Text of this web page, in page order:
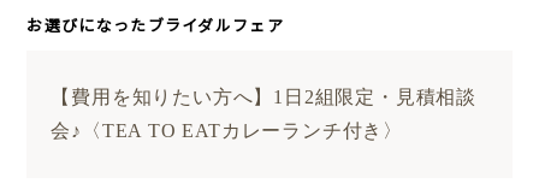
お選びになったブライダルフェア
【費用を知りたい方へ】1日2組限定・見積相談
会♪〈TEA TO EATカレーランチ付き〉